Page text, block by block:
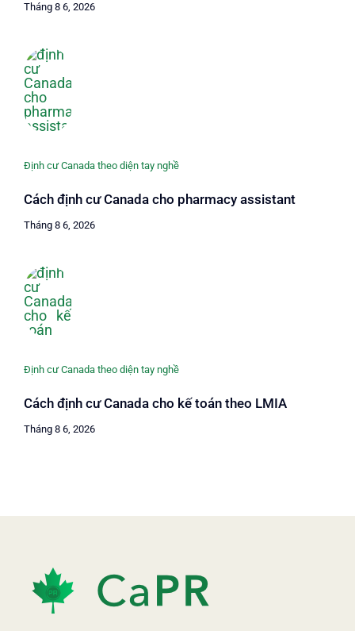
Tháng 8 6, 2026
Định cư Canada theo diện tay nghề
Cách định cư Canada cho pharmacy assistant
Tháng 8 6, 2026
Định cư Canada theo diện tay nghề
Cách định cư Canada cho kế toán theo LMIA
Tháng 8 6, 2026